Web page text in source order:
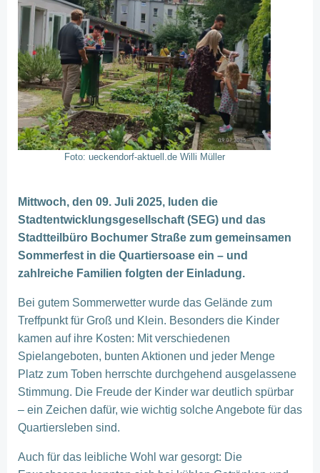
Foto: ueckendorf-aktuell.de Willi Müller
Mittwoch, den 09. Juli 2025, luden die
Stadtentwicklungsgesellschaft (SEG) und das
Stadtteilbüro Bochumer Straße zum gemeinsamen
Sommerfest in die Quartiersoase ein – und
zahlreiche Familien folgten der Einladung.
Bei gutem Sommerwetter wurde das Gelände zum
Treffpunkt für Groß und Klein. Besonders die Kinder
kamen auf ihre Kosten: Mit verschiedenen
Spielangeboten, bunten Aktionen und jeder Menge
Platz zum Toben herrschte durchgehend ausgelassene
Stimmung. Die Freude der Kinder war deutlich spürbar
– ein Zeichen dafür, wie wichtig solche Angebote für das
Quartiersleben sind.
Auch für das leibliche Wohl war gesorgt: Die